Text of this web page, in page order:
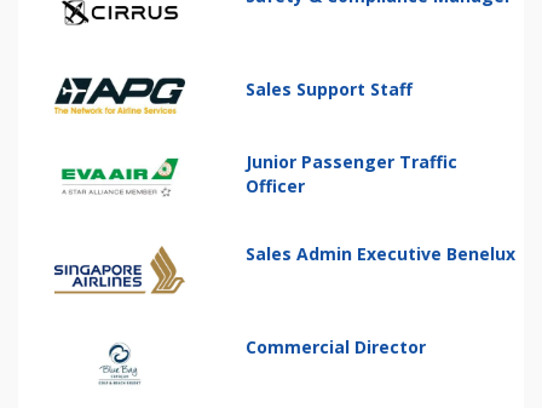
Sales Support Staff
Junior Passenger Traffic
Officer
Sales Admin Executive Benelux
Commercial Director